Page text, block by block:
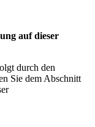
auf dieser
durch den
Sie dem Abschnitt